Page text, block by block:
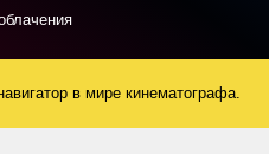
в мире кинематографа.